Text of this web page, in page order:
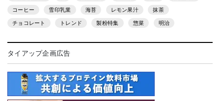
コーヒー 雪印乳業 海苔 レモン果汁 抹茶
チョコレート トレンド 製粉特集 惣菜 明治
タイアップ企画広告